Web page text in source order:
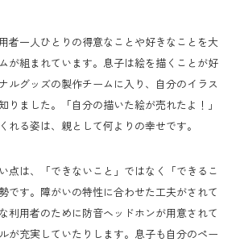
者一人ひとりの得意なことや好きなことを大
が組まれています。息子は絵を描くことが好
ルグッズの製作チームに入り、自分のイラス
りました。「自分の描いた絵が売れたよ！」
れる姿は、親として何よりの幸せです。
点は、「できないこと」ではなく「できるこ
です。障がいの特性に合わせた工夫がされて
利用者のために防音ヘッドホンが用意されて
が充実していたりします。息子も自分のペー